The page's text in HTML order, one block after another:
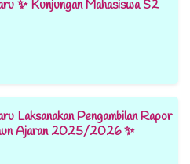
✨ Kunjungan Mahasiswa S2
Laksanakan Pengambilan Rapor
Ajaran 2025/2026 ✨